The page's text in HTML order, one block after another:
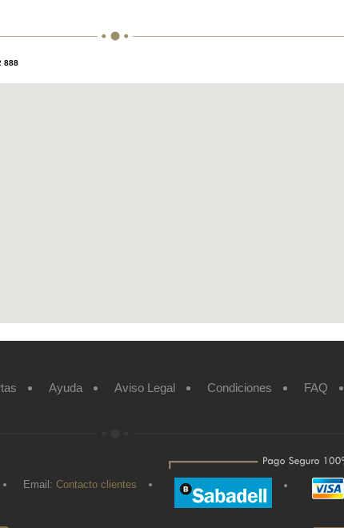
888
Ayuda Aviso Legal Condiciones FAQ
Email: Contacto clientes